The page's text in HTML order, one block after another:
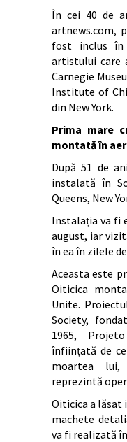
În cei 40 de
artnews.com,
fost inclus în
artistului care
Carnegie
Institute of
din New York.
Prima mare
montată în
După 51 de
instalată în
Queens, New
Instalația va fi
august, iar
în ea în zilele
Aceasta este
Oiticica
Unite.
Society,
1965,
înființată de
moartea
reprezintă
Oiticica a lăsat
machete
va fi realizată